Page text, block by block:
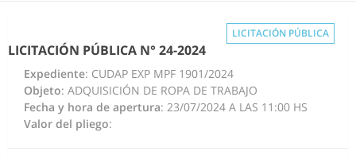
LICITACIÓN PÚBLICA
LICITACIÓN PÚBLICA N° 24-2024
Expediente: CUDAP EXP MPF 1901/2024
Objeto: ADQUISICIÓN DE ROPA DE TRABAJO
Fecha y hora de apertura: 23/07/2024 A LAS 11:00 HS
Valor del pliego: